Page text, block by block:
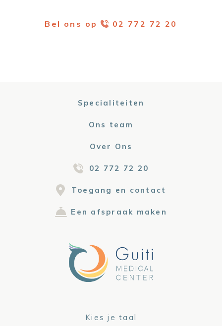
Bel ons op 02 772 72 20
Specialiteiten
Ons team
Over Ons
02 772 72 20
Toegang en contact
Een afspraak maken
Kies je taal